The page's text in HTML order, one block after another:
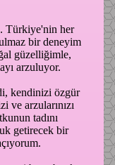
Türkiye'nin her
bir deneyim
güzelliğimle,
arzuluyor.
kendinizi özgür
ve arzularınızı
tadını
getirecek bir